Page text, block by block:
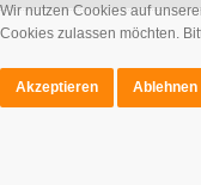
Wir nutzen Cookies auf
Cookies zulassen möchten.
Akzeptieren
Ablehnen